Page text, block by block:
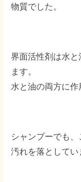
物質でした。
界面活性剤は水
ます。
水と油の両方に作
シャンプーでも
汚れを落としてい